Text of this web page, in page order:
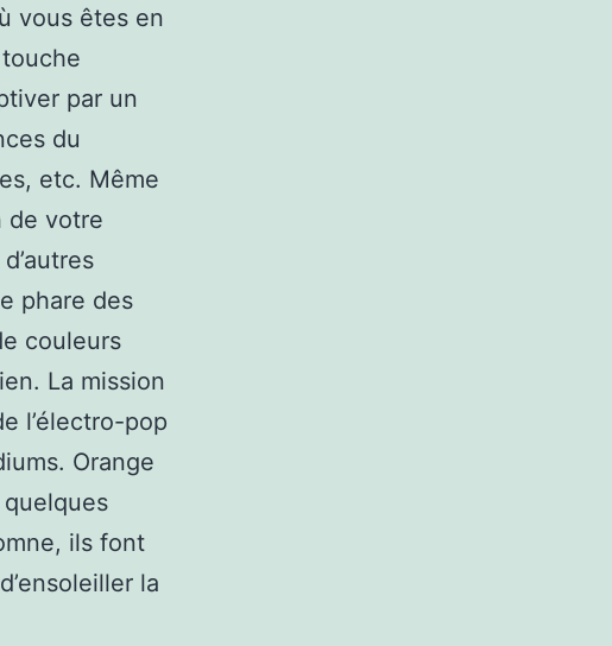
vous êtes en
par un
du
etc. Même
de votre
phare des
couleurs
La mission
l’électro-pop
Orange
ils font
la